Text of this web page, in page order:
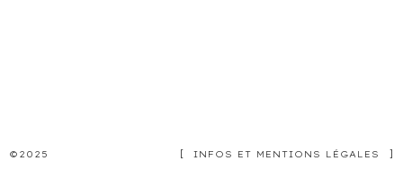
©2025 [ INFOS ET MENTIONS LÉGALES ]